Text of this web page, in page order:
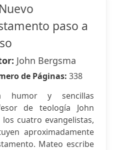
paso a
John Bergsma
de Páginas: 338
humor y sencillas
de teología John
cuatro evangelistas,
aproximadamente
Mateo escribe